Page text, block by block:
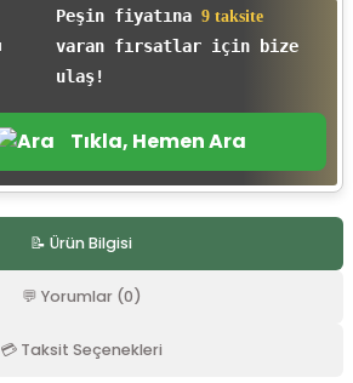
Peşin fiyatına 9 taksite
varan fırsatlar için bize
ulaş!
Tıkla, Hemen Ara
📝 Ürün Bilgisi
💬 Yorumlar (0)
💳 Taksit Seçenekleri